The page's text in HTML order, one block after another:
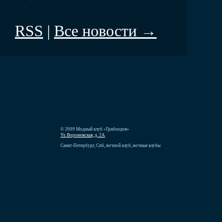
RSS | Все новости →
© 2009 Модный клуб «Грибоедов»
Ул. Воронежская, д. 2А
Санкт-Петербург, Спб, ночной клуб, ночные клубы